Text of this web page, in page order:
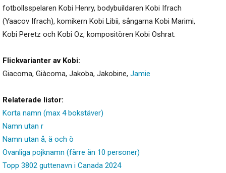
fotbollsspelaren Kobi Henry, bodybuildaren Kobi Ifrach
(Yaacov Ifrach), komikern Kobi Libii, sångarna Kobi Marimi,
Kobi Peretz och Kobi Oz, kompositören Kobi Oshrat.
Flickvarianter av Kobi:
Giacoma, Giàcoma, Jakoba, Jakobine, Jamie
Relaterade listor:
Korta namn (max 4 bokstäver)
Namn utan r
Namn utan å, ä och ö
Ovanliga pojknamn (färre än 10 personer)
Topp 3802 guttenavn i Canada 2024